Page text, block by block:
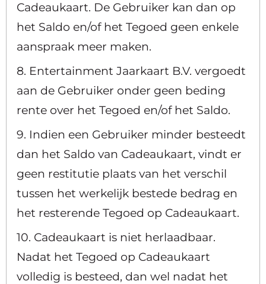
Cadeaukaart. De Gebruiker kan dan op
het Saldo en/of het Tegoed geen enkele
aanspraak meer maken.
8. Entertainment Jaarkaart B.V. vergoedt
aan de Gebruiker onder geen beding
rente over het Tegoed en/of het Saldo.
9. Indien een Gebruiker minder besteedt
dan het Saldo van Cadeaukaart, vindt er
geen restitutie plaats van het verschil
tussen het werkelijk bestede bedrag en
het resterende Tegoed op Cadeaukaart.
10. Cadeaukaart is niet herlaadbaar.
Nadat het Tegoed op Cadeaukaart
volledig is besteed, dan wel nadat het